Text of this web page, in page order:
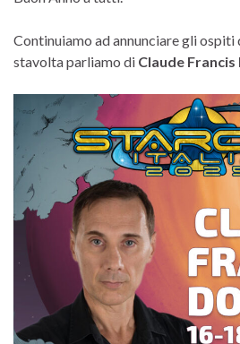
Continuiamo ad annunciare gli ospiti
stavolta parliamo di Claude